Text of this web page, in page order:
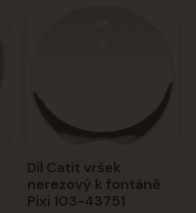
Díl Catit vršek
nerezový k fontáně
Pixi 103-43751